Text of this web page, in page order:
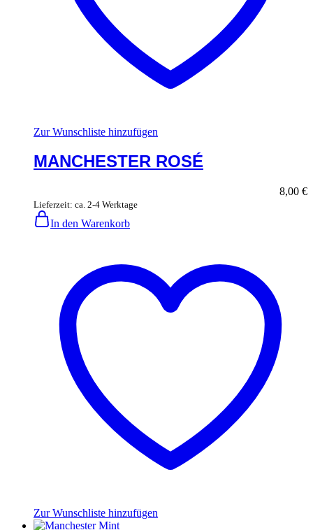
Zur Wunschliste hinzufügen
MANCHESTER ROSÉ
8,00 €
Lieferzeit: ca. 2-4 Werktage
In den Warenkorb
Zur Wunschliste hinzufügen